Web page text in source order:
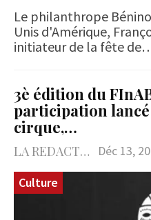
Le philanthrope
Unis d'Amérique,
initiateur de la fête
3è édition du
participation
cirque,…
LA REDACTION Déc 13,
Culture